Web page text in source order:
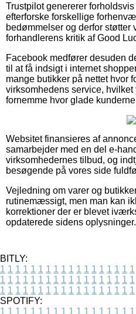
Trustpilot genererer
efterforske forskellige
bedømmelser og derfor støtter
forhandlerens kritik af Good
Facebook medfører desuden
til at få indsigt i internet
mange butikker på nettet hvor
virksomhedens service,
fornemme hvor glade kunderne
Websitet finansieres af
samarbejder med en del e-
virksomhedernes tilbud, og
besøgende på vores side
Vejledning om varer og
rutinemæssigt, men man kan
korrektioner der er blevet
opdaterede sidens oplysninger.
BITLY:
1 1 1 1 1 1 1 1 1 1 1 1 1 1 1 1 1 1
1 1 1 1 1 1 1 1 1 1 1 1 1 1 1 1 1 1
1 1 1 1 1 1 1 1 1 1 1 1 1 1 1 1 1 1
SPOTIFY:
1 1 1 1 1 1 1 1 1 1 1 1 1 1 1 1 1 1